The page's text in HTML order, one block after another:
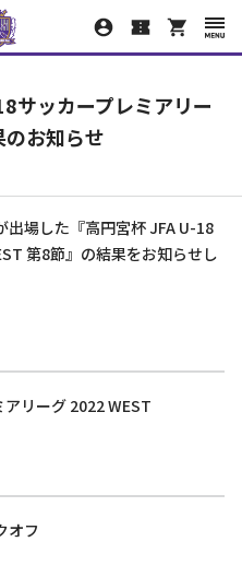
サッカープレミアリー
お知らせ
場した『高円宮杯 JFA U-18
第8節』の結果をお知らせし
リーグ 2022 WEST
オフ